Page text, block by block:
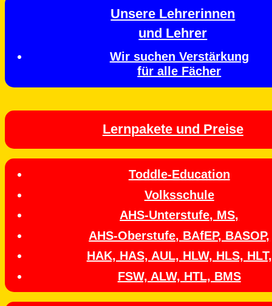
Unsere Lehrerinnen
und Lehrer
Wir suchen Verstärkung
für alle Fächer
Lernpakete und Preise
Toddle-Education
Volksschule
AHS-Unterstufe, MS,
AHS-Oberstufe, BAfEP, BASOP,
HAK, HAS, AUL, HLW, HLS, HLT,
FSW, ALW, HTL, BMS